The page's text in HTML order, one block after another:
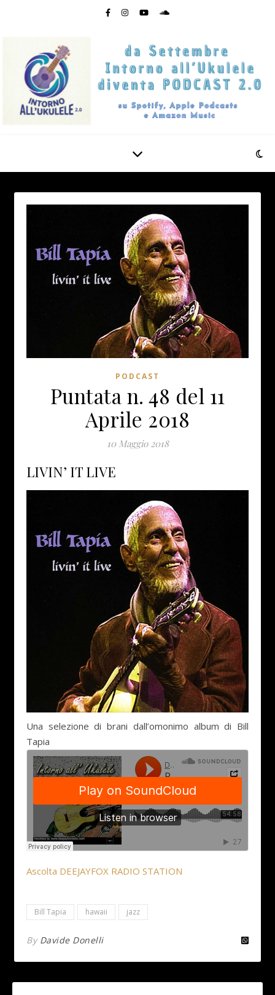
PODCAST
Puntata n. 48 del 11
Aprile 2018
10 Maggio 2018
LIVIN’ IT LIVE
Una selezione di brani dall’omonimo album di Bill
Tapia
Ascolta DEEJAYFOX RADIO STATION
Bill Tapia hawaii jazz
By Davide Donelli